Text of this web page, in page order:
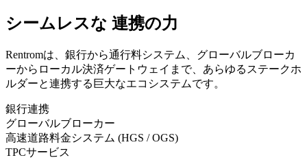
シームレスな 連携の力
Rentromは、銀行から通行料システム、グローバルブローカ
ーからローカル決済ゲートウェイまで、あらゆるステークホ
ルダーと連携する巨大なエコシステムです。
銀行連携
グローバルブローカー
高速道路料金システム (HGS / OGS)
TPCサービス